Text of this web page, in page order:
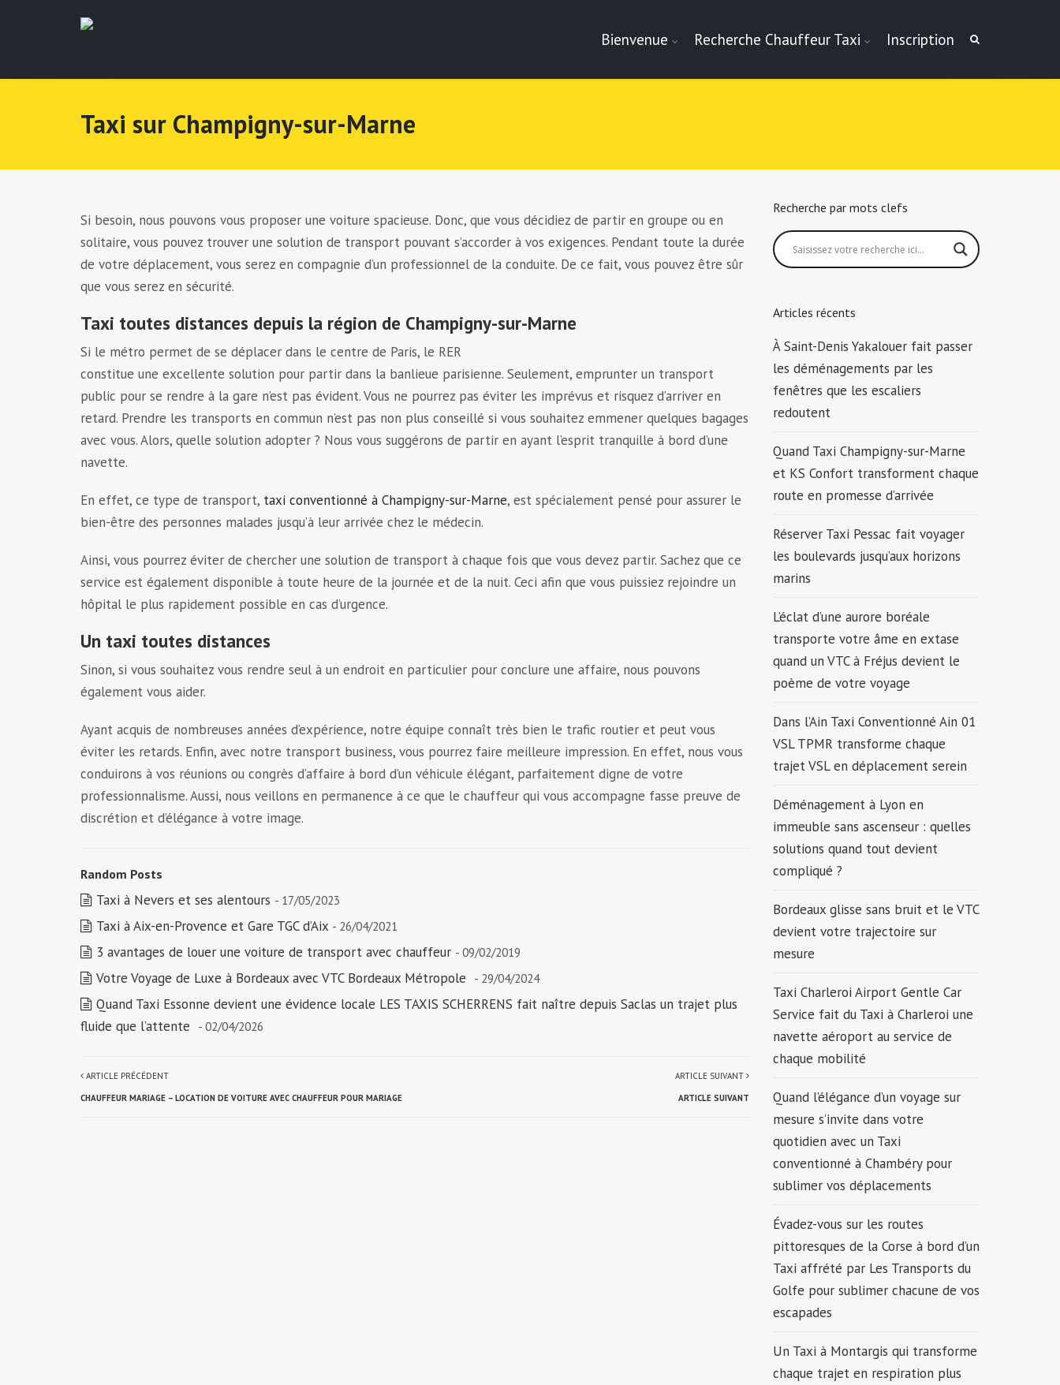
Bienvenue Recherche Chauffeur Taxi Inscription
Taxi sur Champigny-sur-Marne
Si besoin, nous pouvons vous proposer une voiture spacieuse. Donc, que vous décidiez de partir en groupe ou en
solitaire, vous pouvez trouver une solution de transport pouvant s’accorder à vos exigences. Pendant toute la durée
de votre déplacement, vous serez en compagnie d’un professionnel de la conduite. De ce fait, vous pouvez être sûr
que vous serez en sécurité.
Taxi toutes distances depuis la région de Champigny-sur-Marne
Si le métro permet de se déplacer dans le centre de Paris, le RER
constitue une excellente solution pour partir dans la banlieue parisienne. Seulement, emprunter un transport
public pour se rendre à la gare n’est pas évident. Vous ne pourrez pas éviter les imprévus et risquez d’arriver en
retard. Prendre les transports en commun n’est pas non plus conseillé si vous souhaitez emmener quelques bagages
avec vous. Alors, quelle solution adopter ? Nous vous suggérons de partir en ayant l’esprit tranquille à bord d’une
navette.
En effet, ce type de transport, taxi conventionné à Champigny-sur-Marne, est spécialement pensé pour assurer le
bien-être des personnes malades jusqu’à leur arrivée chez le médecin.
Ainsi, vous pourrez éviter de chercher une solution de transport à chaque fois que vous devez partir. Sachez que ce
service est également disponible à toute heure de la journée et de la nuit. Ceci afin que vous puissiez rejoindre un
hôpital le plus rapidement possible en cas d’urgence.
Un taxi toutes distances
Sinon, si vous souhaitez vous rendre seul à un endroit en particulier pour conclure une affaire, nous pouvons
également vous aider.
Ayant acquis de nombreuses années d’expérience, notre équipe connaît très bien le trafic routier et peut vous
éviter les retards. Enfin, avec notre transport business, vous pourrez faire meilleure impression. En effet, nous vous
conduirons à vos réunions ou congrès d’affaire à bord d’un véhicule élégant, parfaitement digne de votre
professionnalisme. Aussi, nous veillons en permanence à ce que le chauffeur qui vous accompagne fasse preuve de
discrétion et d’élégance à votre image.
Random Posts
Taxi à Nevers et ses alentours - 17/05/2023
Taxi à Aix-en-Provence et Gare TGC d’Aix - 26/04/2021
3 avantages de louer une voiture de transport avec chauffeur - 09/02/2019
Votre Voyage de Luxe à Bordeaux avec VTC Bordeaux Métropole - 29/04/2024
Quand Taxi Essonne devient une évidence locale LES TAXIS SCHERRENS fait naître depuis Saclas un trajet plus
fluide que l’attente - 02/04/2026
ARTICLE PRÉCÉDENT
CHAUFFEUR MARIAGE – LOCATION DE VOITURE AVEC CHAUFFEUR POUR MARIAGE
ARTICLE SUIVANT
ARTICLE SUIVANT
Recherche par mots clefs
Articles récents
À Saint-Denis Yakalouer fait passer
les déménagements par les
fenêtres que les escaliers
redoutent
Quand Taxi Champigny-sur-Marne
et KS Confort transforment chaque
route en promesse d’arrivée
Réserver Taxi Pessac fait voyager
les boulevards jusqu’aux horizons
marins
L’éclat d’une aurore boréale
transporte votre âme en extase
quand un VTC à Fréjus devient le
poème de votre voyage
Dans l’Ain Taxi Conventionné Ain 01
VSL TPMR transforme chaque
trajet VSL en déplacement serein
Déménagement à Lyon en
immeuble sans ascenseur : quelles
solutions quand tout devient
compliqué ?
Bordeaux glisse sans bruit et le VTC
devient votre trajectoire sur
mesure
Taxi Charleroi Airport Gentle Car
Service fait du Taxi à Charleroi une
navette aéroport au service de
chaque mobilité
Quand l’élégance d’un voyage sur
mesure s’invite dans votre
quotidien avec un Taxi
conventionné à Chambéry pour
sublimer vos déplacements
Évadez-vous sur les routes
pittoresques de la Corse à bord d’un
Taxi affrété par Les Transports du
Golfe pour sublimer chacune de vos
escapades
Un Taxi à Montargis qui transforme
chaque trajet en respiration plus